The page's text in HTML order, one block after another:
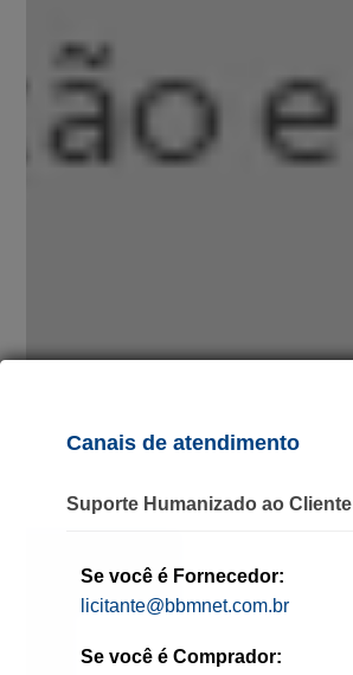
Canais de atendimento
Suporte Humanizado ao Cliente
Se você é Fornecedor:
licitante@bbmnet.com.br
Se você é Comprador: